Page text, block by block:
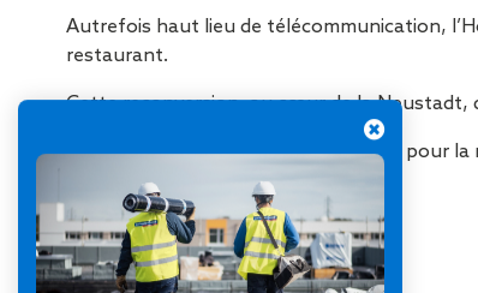
Autrefois haut lieu de télécommunication,
restaurant.
Cette reconversion, au cœur de la Neustadt,
SOPREMA Entreprises a été mandaté pour
lits de pose.
Crédits photos : Vincent Eschmann